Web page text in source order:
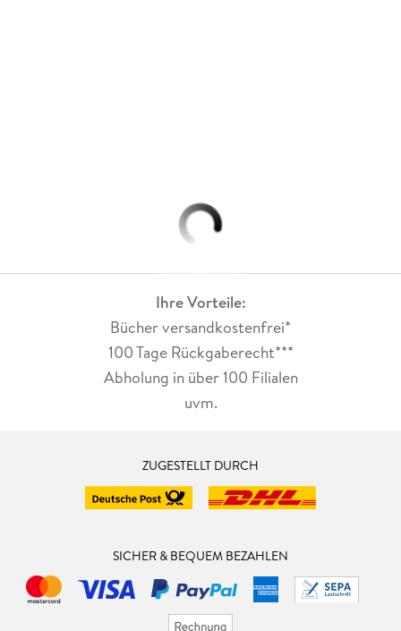
Ihre Vorteile:
Bücher versandkostenfrei*
100 Tage Rückgaberecht***
Abholung in über 100 Filialen
uvm.
ZUGESTELLT DURCH
SICHER & BEQUEM BEZAHLEN